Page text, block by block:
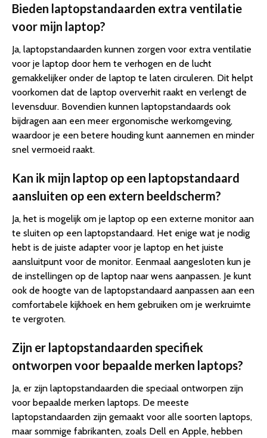
Bieden laptopstandaarden extra ventilatie
voor mijn laptop?
Ja, laptopstandaarden kunnen zorgen voor extra ventilatie
voor je laptop door hem te verhogen en de lucht
gemakkelijker onder de laptop te laten circuleren. Dit helpt
voorkomen dat de laptop oververhit raakt en verlengt de
levensduur. Bovendien kunnen laptopstandaards ook
bijdragen aan een meer ergonomische werkomgeving,
waardoor je een betere houding kunt aannemen en minder
snel vermoeid raakt.
Kan ik mijn laptop op een laptopstandaard
aansluiten op een extern beeldscherm?
Ja, het is mogelijk om je laptop op een externe monitor aan
te sluiten op een laptopstandaard. Het enige wat je nodig
hebt is de juiste adapter voor je laptop en het juiste
aansluitpunt voor de monitor. Eenmaal aangesloten kun je
de instellingen op de laptop naar wens aanpassen. Je kunt
ook de hoogte van de laptopstandaard aanpassen aan een
comfortabele kijkhoek en hem gebruiken om je werkruimte
te vergroten.
Zijn er laptopstandaarden specifiek
ontworpen voor bepaalde merken laptops?
Ja, er zijn laptopstandaarden die speciaal ontworpen zijn
voor bepaalde merken laptops. De meeste
laptopstandaarden zijn gemaakt voor alle soorten laptops,
maar sommige fabrikanten, zoals Dell en Apple, hebben